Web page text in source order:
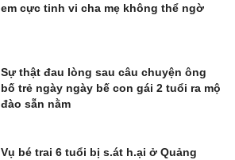
em cực tinh vi cha mẹ không thể ngờ
Sự thật đau lòng sau câu chuyện ông
bố trẻ ngày ngày bế con gái 2 tuổi ra mộ
đào sẵn nằm
Vụ bé trai 6 tuổi bị s.át h.ại ở Quảng